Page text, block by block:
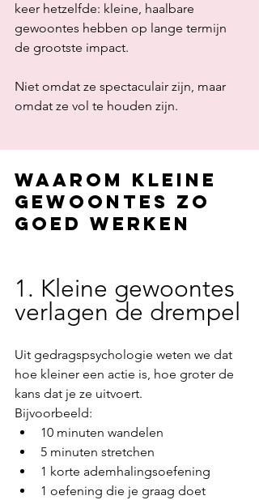
keer hetzelfde: kleine, haalbare
gewoontes hebben op lange termijn
de grootste impact.
Niet omdat ze spectaculair zijn, maar
omdat ze vol te houden zijn.
Waarom kleine
gewoontes zo
goed werken
1. Kleine gewoontes
verlagen de drempel
Uit gedragspsychologie weten we dat
hoe kleiner een actie is, hoe groter de
kans dat je ze uitvoert.
Bijvoorbeeld:
10 minuten wandelen
5 minuten stretchen
1 korte ademhalingsoefening
1 oefening die je graag doet